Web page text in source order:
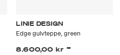
LINIE DESIGN
Edge gulvteppe, green
8.600,00 kr -